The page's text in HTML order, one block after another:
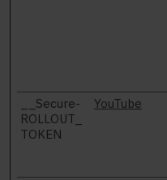
__Secure-
ROLLOUT_
TOKEN
YouTube